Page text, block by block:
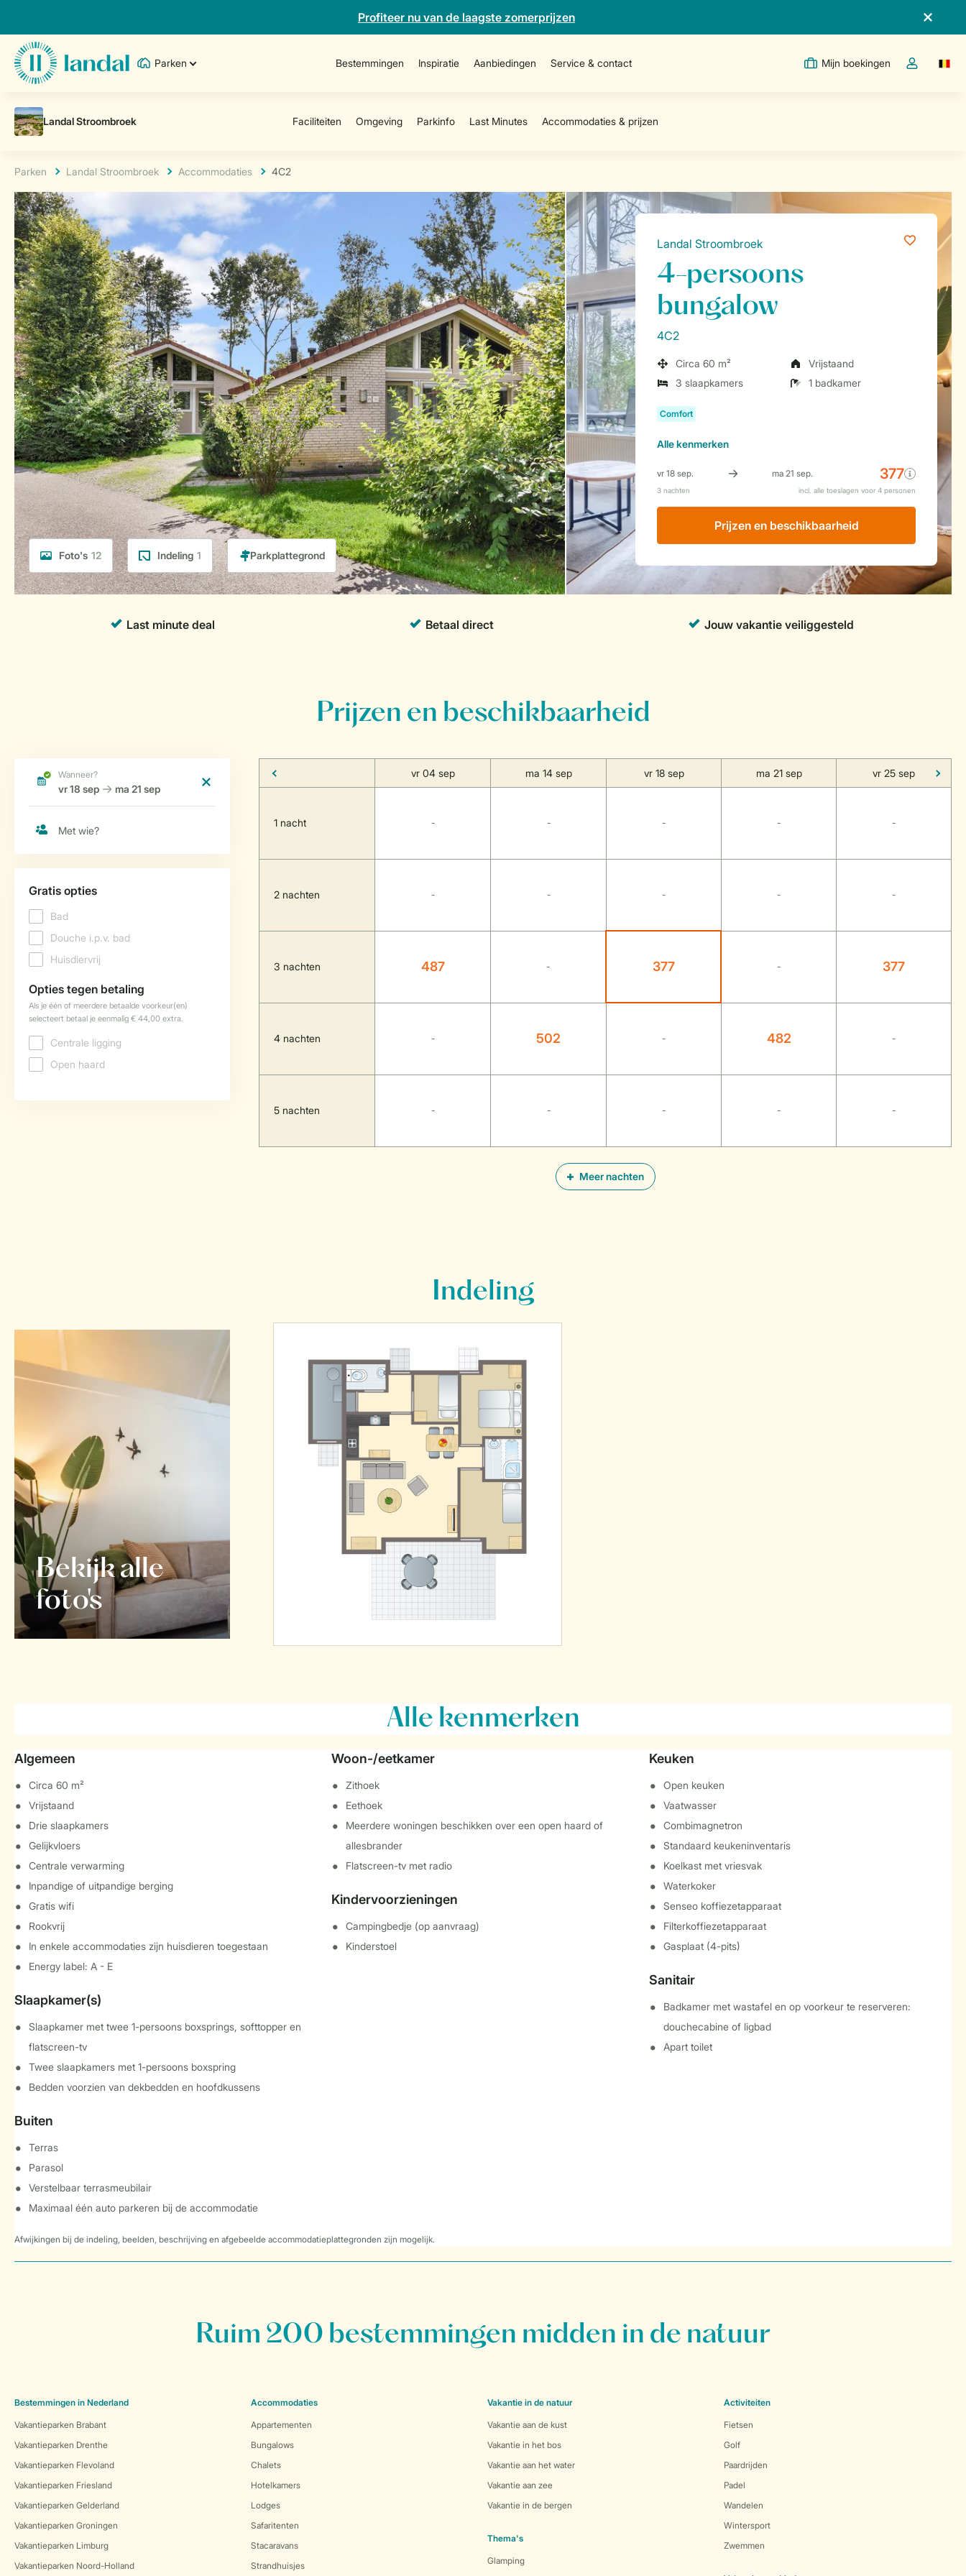
Profiteer nu van de laagste zomerprijzen
Parken Bestemmingen Inspiratie Aanbiedingen Service & contact Mijn boekingen
Open de
Parken Landal Stroombroek Accommodaties 4C2
Foto's 12 Indeling 1
Landal Stroombroek
4-persoons
bungalow
4C2
Circa 60 m²
Vrijstaand
3 slaapkamers
1 badkamer
Allekenmerken
Prijzen en beschikbaarheid
Prijzen en beschikbaarheid
Meer nachten
vr 04 sep ma 14 sep vr 18 sep ma 21 sep vr 25 sep
1 nacht - - - - -
2 nachten - - - - -
3 nachten 487 - 377 - 377
4 nachten - 502 - 482 -
5 nachten - - - - -
Indeling
Bekijk alle
foto's
Alle kenmerken
Algemeen
Circa 60 m²
Vrijstaand
Drie slaapkamers
Gelijkvloers
Centrale verwarming
Inpandige of uitpandige berging
Gratis wifi
Rookvrij
In enkele accommodaties zijn huisdieren toegestaan
Energy label: A - E
Slaapkamer(s)
Slaapkamer met twee 1-persoons boxsprings, softtopper en
flatscreen-tv
Twee slaapkamers met 1-persoons boxspring
Bedden voorzien van dekbedden en hoofdkussens
Buiten
Terras
Parasol
Verstelbaar terrasmeubilair
Maximaal één auto parkeren bij de accommodatie
Woon-/eetkamer
Zithoek
Eethoek
Meerdere woningen beschikken over een open haard of
allesbrander
Flatscreen-tv met radio
Kindervoorzieningen
Campingbedje (op aanvraag)
Kinderstoel
Keuken
Open keuken
Vaatwasser
Combimagnetron
Standaard keukeninventaris
Koelkast met vriesvak
Waterkoker
Senseo koffiezetapparaat
Filterkoffiezetapparaat
Gasplaat (4-pits)
Sanitair
Badkamer met wastafel en op voorkeur te reserveren:
douchecabine of ligbad
Apart toilet
Afwijkingen bij de indeling, beelden, beschrijving en afgebeelde accommodatieplattegronden zijn mogelijk.
Ruim 200 bestemmingen midden in de natuur
Bestemmingen in Nederland
Vakantieparken Brabant
Vakantieparken Drenthe
Vakantieparken Flevoland
Vakantieparken Friesland
Vakantieparken Gelderland
Vakantieparken Groningen
Vakantieparken Limburg
Vakantieparken Noord-Holland
Accommodaties
Appartementen
Bungalows
Chalets
Hotelkamers
Lodges
Safaritenten
Stacaravans
Strandhuisjes
Vakantie in de natuur
Vakantie aan de kust
Vakantie in het bos
Vakantie aan het water
Vakantie aan zee
Vakantie in de bergen
Thema's
Glamping
Activiteiten
Fietsen
Golf
Paardrijden
Padel
Wandelen
Wintersport
Zwemmen